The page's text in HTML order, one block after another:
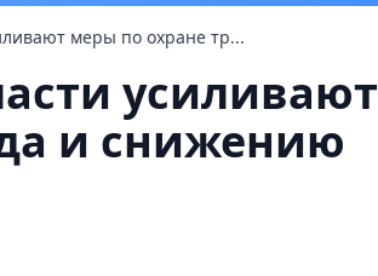
меры по охране тр...
усиливают
и снижению